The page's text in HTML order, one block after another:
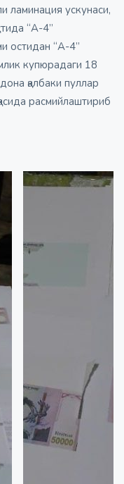
ламинация ускунаси,
“А-4”
остидан “А-4”
купюрадаги 18
қалбаки пуллар
расмийлаштириб